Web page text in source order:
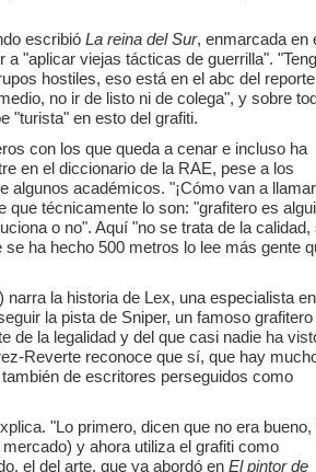
escribió La reina del Sur, enmarcada en
"aplicar viejas tácticas de guerrilla".
hostiles, eso está en el abc del
no ir de listo ni de colega", y sobre
"turista" en esto del grafiti.
con los que queda a cenar e incluso ha
en el diccionario de la RAE, pese a los
algunos académicos. "¡Cómo van a
que técnicamente lo son: "grafitero es
o no". Aquí "no se trata de la calidad,
ha hecho 500 metros lo lee más gente
narra la historia de Lex, una especialista
la pista de Sniper, un famoso grafitero
de la legalidad y del que casi nadie ha
Reverte reconoce que sí, que hay
de escritores perseguidos como
"Lo primero, dicen que no era bueno,
y ahora utiliza el grafiti como
el del arte, que ya abordó en El pintor de